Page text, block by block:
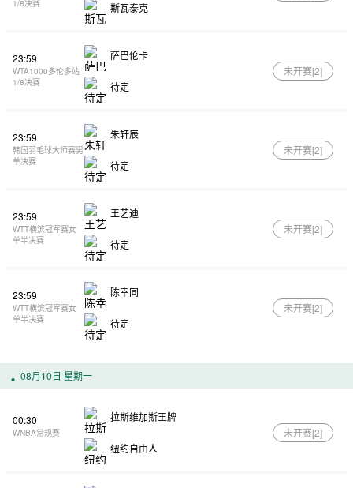
1/8决赛
斯瓦泰克
23:59
WTA1000多伦多站
1/8决赛
萨巴伦卡
待定
未开赛[2]
23:59
韩国羽毛球大师赛男
单决赛
朱轩辰
待定
未开赛[2]
23:59
WTT横滨冠军赛女
单半决赛
王艺迪
待定
未开赛[2]
23:59
WTT横滨冠军赛女
单半决赛
陈幸同
待定
未开赛[2]
08月10日 星期一
00:30
WNBA常规赛
拉斯维加斯王牌
纽约自由人
未开赛[2]